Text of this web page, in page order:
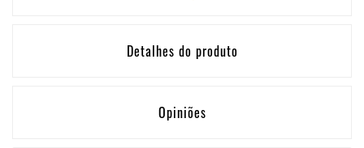
Detalhes do produto
Opiniões